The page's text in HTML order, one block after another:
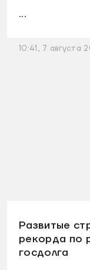
...
10:41, 7 августа
Развитые
рекорда по
госдолга